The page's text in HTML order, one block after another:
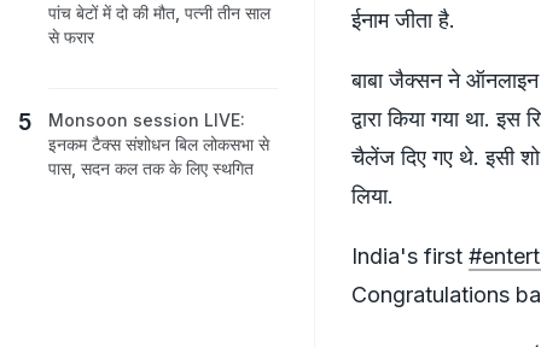
ईनाम जीता है.
बाबा जैक्सन ने ऑनलाइन
द्वारा किया गया था.
चैलेंज दिए गए थे. इसी
लिया.
India's first
Congratulations
पांच बेटों में दो की मौत, पत्नी तीन साल
से फरार
Monsoon session LIVE:
इनकम टैक्स संशोधन बिल लोकसभा से
पास, सदन कल तक के लिए स्थगित